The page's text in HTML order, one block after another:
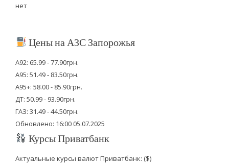
нет
Цены на АЗС Запорожья
А92: 65.99 - 77.90грн.
А95: 51.49 - 83.50грн.
А95+: 58.00 - 85.90грн.
ДТ: 50.99 - 93.90грн.
ГАЗ: 31.49 - 44.50грн.
Обновлено: 16:00 05.07.2025
Курсы Приватбанк
Актуальные курсы валют Приватбанк: ($)